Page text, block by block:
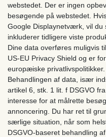
webstedet. Der er ingen
besøgende på webstedet.
Google Displaynetværk, vil du
inkluderer tidligere viste
Dine data overføres muligvis
US-EU Privacy Shield og er
europæiske privatlivspolitikker.
Behandlingen af data, især
artikel 6, stk. 1 lit. f DSGVO
interesse for at målrette
annoncering. Du har ret til
særlige situation, når som
DSGVO-baseret behandling